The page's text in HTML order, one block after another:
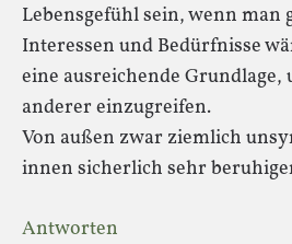
Lebensgefühl sein, wenn man
Interessen und Bedürfnisse
eine ausreichende Grundlage,
anderer einzugreifen.
Von außen zwar ziemlich
innen sicherlich sehr
Antworten